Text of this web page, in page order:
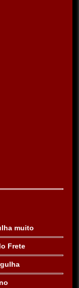
muito
Frete